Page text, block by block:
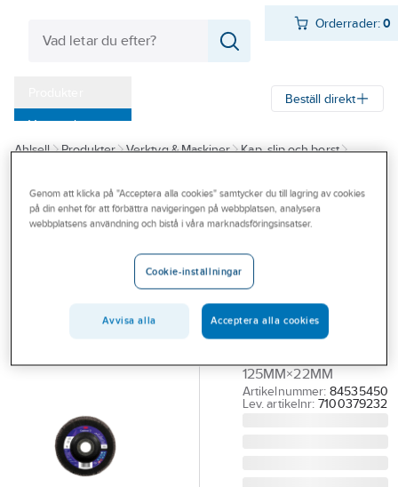
Orderrader:0
Varumärken
Kampanjer
Outlet
Branscher
Beställ direkt
Ahlsell Produkter Verktyg & Maskiner
Kap, slip och borst
3M
Lamellrondell
3M 1169F
Vinklad
LAMELLRONDELL 3M
1169F VINKLAD
125MM×22MM
Artikelnummer: 84535450
Lev. artikelnr: 7100379232
Genom att klicka på "Acceptera alla cookies" samtycker du till lagring av cookies
på din enhet för att förbättra navigeringen på webbplatsen, analysera
webbplatsens användning och bistå i våra marknadsföringsinsatser.
Cookie-inställningar
Avvisa alla Acceptera alla cookies